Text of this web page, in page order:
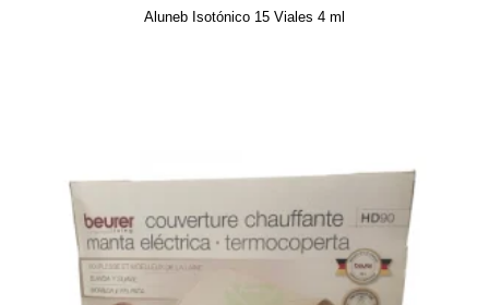
Aluneb Isotónico 15 Viales 4 ml